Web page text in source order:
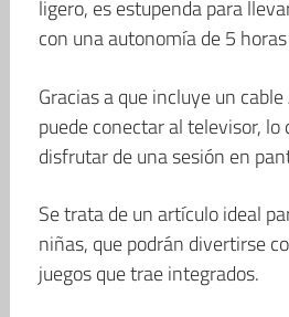
ligero, es estupenda para
con una autonomía de 5
Gracias a que incluye un
puede conectar al televisor, lo
disfrutar de una sesión en
Se trata de un artículo ideal
niñas, que podrán divertirse
juegos que trae integrados.